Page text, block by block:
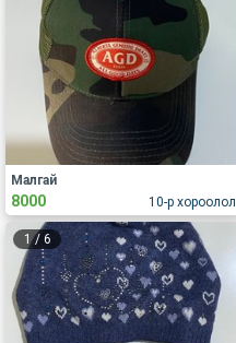
10-р хороолол
Малгай
8000
1/ 6